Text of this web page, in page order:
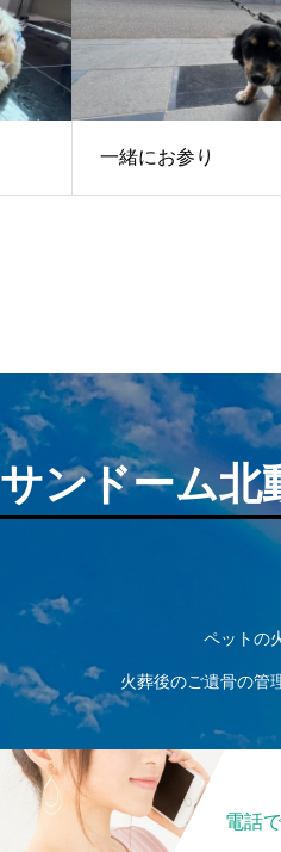
一緒にお参り
サンドーム北
ペットの
火葬後のご遺骨の管
電話